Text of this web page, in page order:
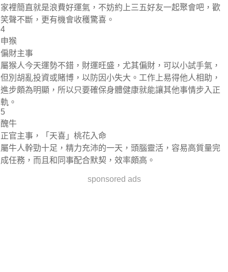
家裡簡直就是浪費好運氣，不妨約上三五好友一起聚會吧，歡
笑聲不斷，更有機會收穫驚喜。
4
申猴
偏財主事
屬猴人今天運勢不錯，財運旺盛，尤其偏財，可以小試手氣，
但別胡亂投資或賭博，以防因小失大。工作上易得他人相助，
進步頗為明顯，所以只要確保身體健康就能讓其他事情步入正
軌。
5
醜牛
正官主事，「天喜」桃花入命
屬牛人幹勁十足，精力充沛的一天，頭腦靈活，容易高質量完
成任務，而且和同事配合默契，效率頗高。
sponsored ads